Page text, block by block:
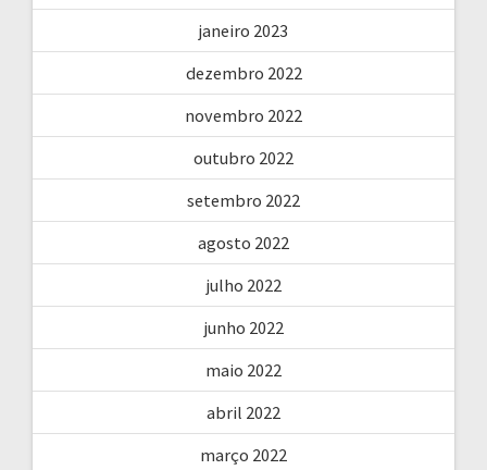
janeiro 2023
dezembro 2022
novembro 2022
outubro 2022
setembro 2022
agosto 2022
julho 2022
junho 2022
maio 2022
abril 2022
março 2022